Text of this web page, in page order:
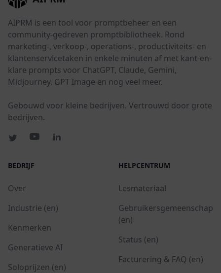
AIPRM is een tool voor promptbeheer en een
community-gedreven promptbibliotheek. Rond
marketing-, verkoop-, operations-, productiviteits- en
klantenservicetaken in enkele minuten af met kant-en-
klare prompts voor ChatGPT, Claude, Gemini,
Midjourney, GPT Image en nog veel meer.
Gebouwd voor kleine bedrijven. Vertrouwd door grote
bedrijven.
BEDRIJF
Over
Industrie (en)
Kenmerken
Generatieve AI
Soloprijzen (en)
HELPCENTRUM
Lesmateriaal
Gebruikersgemeenschap
(en)
Status (en)
Facturering & FAQ (en)